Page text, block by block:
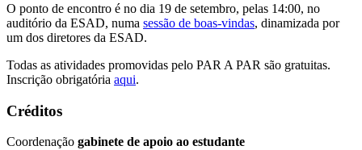
O ponto de encontro é no dia 19 de setembro, pelas 14:00, no
auditório da ESAD, numa sessão de boas-vindas, dinamizada por
um dos diretores da ESAD.
Todas as atividades promovidas pelo PAR A PAR são gratuitas.
Inscrição obrigatória aqui.
Créditos
Coordenação gabinete de apoio ao estudante